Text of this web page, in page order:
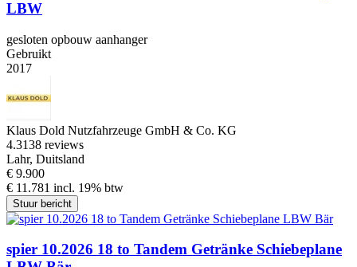
LBW
gesloten opbouw aanhanger
Gebruikt
2017
Klaus Dold Nutzfahrzeuge GmbH & Co. KG
4.3138 reviews
Lahr, Duitsland
€ 9.900
€ 11.781 incl. 19% btw
Stuur bericht
spier 10.2026 18 to Tandem Getränke Schiebeplane